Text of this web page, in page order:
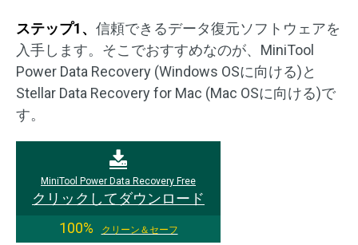
ステップ1、 信頼できるデータ復元ソフトウェアを
入手します。そこでおすすめなのが、MiniTool
Power Data Recovery (Windows OSに向ける)と
Stellar Data Recovery for Mac (Mac OSに向ける)で
す。
MiniTool Power Data Recovery Free
クリックしてダウンロード
100%
クリーン＆セーフ